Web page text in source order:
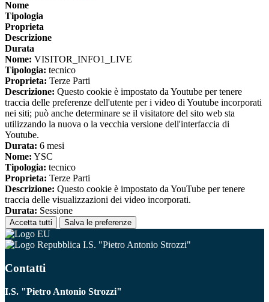
Nome
Tipologia
Proprieta
Descrizione
Durata
Nome: VISITOR_INFO1_LIVE
Tipologia: tecnico
Proprieta: Terze Parti
Descrizione: Questo cookie è impostato da Youtube per tenere
traccia delle preferenze dell'utente per i video di Youtube incorporati
nei siti; può anche determinare se il visitatore del sito web sta
utilizzando la nuova o la vecchia versione dell'interfaccia di
Youtube.
Durata: 6 mesi
Nome: YSC
Tipologia: tecnico
Proprieta: Terze Parti
Descrizione: Questo cookie è impostato da YouTube per tenere
traccia delle visualizzazioni dei video incorporati.
Durata: Sessione
Accetta tutti Salva le preferenze
I.S. "Pietro Antonio Strozzi"
Contatti
I.S. "Pietro Antonio Strozzi"